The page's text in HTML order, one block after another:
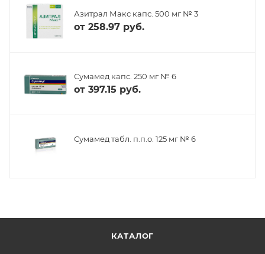
Азитрал Макс капс. 500 мг № 3
от 258.97 руб.
Сумамед капс. 250 мг № 6
от 397.15 руб.
Сумамед табл. п.п.о. 125 мг № 6
КАТАЛОГ